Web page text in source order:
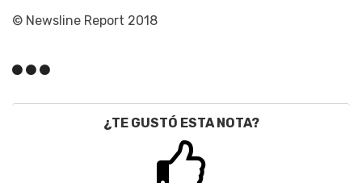
© Newsline Report 2018
¿TE GUSTÓ ESTA NOTA?